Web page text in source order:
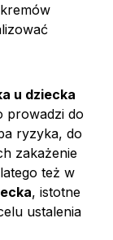
u dziecka
prowadzi do
ryzyka, do
zakażenie
też w
, istotne
ustalenia